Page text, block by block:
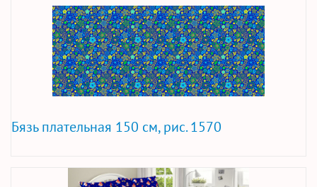
Бязь плательная 150 см, рис. 1570